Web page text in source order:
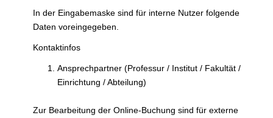
In der Eingabemaske sind für interne Nutzer folgende
Daten voreingegeben.
Kontaktinfos
Ansprechpartner (Professur / Institut / Fakultät /
Einrichtung / Abteilung)
Zur Bearbeitung der Online-Buchung sind für externe